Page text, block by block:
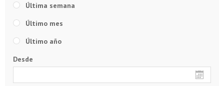
Última semana
Último mes
Último año
Desde